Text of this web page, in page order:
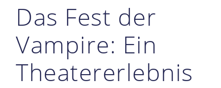
Das Fest der
Vampire: Ein
Theatererlebnis